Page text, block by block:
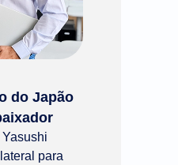
do Japão
para